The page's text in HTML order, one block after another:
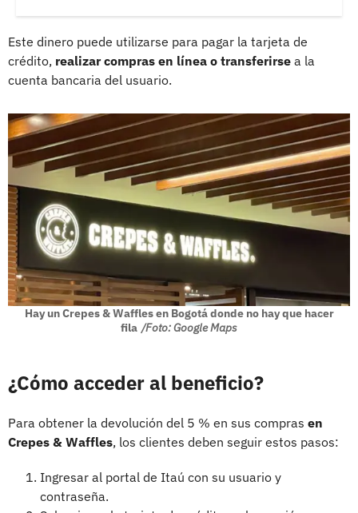
Este dinero puede utilizarse para pagar la tarjeta de
crédito, realizar compras en línea o transferirse a la
cuenta bancaria del usuario.
Hay un Crepes & Waffles en Bogotá donde no hay que hacer
fila /Foto: Google Maps
¿Cómo acceder al beneficio?
Para obtener la devolución del 5 % en sus compras en
Crepes & Waffles, los clientes deben seguir estos pasos:
Ingresar al portal de Itaú con su usuario y
contraseña.